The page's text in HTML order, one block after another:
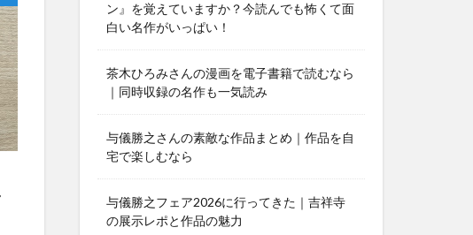
ン』を覚えていますか？今読んでも怖くて面
白い名作がいっぱい！
茶木ひろみさんの漫画を電子書籍で読むなら
｜同時収録の名作も一気読み
与儀勝之さんの素敵な作品まとめ｜作品を自
宅で楽しむなら
与儀勝之フェア2026に行ってきた｜吉祥寺
の展示レポと作品の魅力